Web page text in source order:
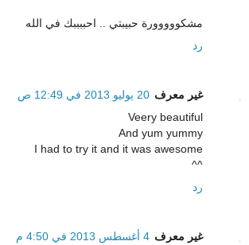
مشكووووورة حبيبتي .. احببببك في الله
رد
غير معرف 20 يوليو 2013 في 12:49 ص
Veery beautiful
And yum yummy
I had to try it and it was awesome
^^
رد
غير معرف 4 أغسطس 2013 في 4:50 م